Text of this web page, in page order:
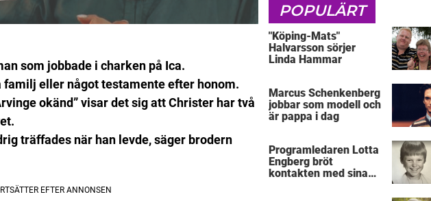
som jobbade i charken på Ica.
familj eller något testamente efter honom.
okänd” visar det sig att Christer har två
träffades när han levde, säger brodern
POPULÄRT
"Köping-Mats"
Halvarsson sörjer
Linda Hammar
Marcus Schenkenberg
jobbar som modell och
är pappa i dag
Programledaren Lotta
Engberg bröt
kontakten med sina